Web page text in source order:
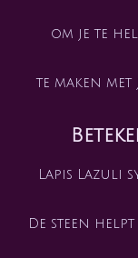
om je te
te maken
Lapis Lazuli
De steen